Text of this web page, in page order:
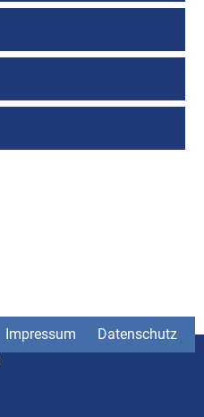
Impressum Datenschutz